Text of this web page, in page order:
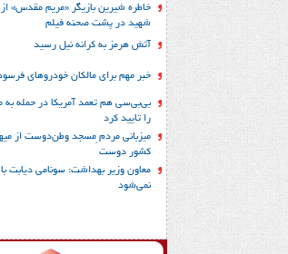
خاطره شیرین بازیگر «مریم مقدس»
شهید در پشت صحنه فیلم
آتش هرمز به کرانه نیل رسید
خبر مهم برای مالکان خودروهای
بی‌بی‌سی هم تعمد آمریکا در حمله به
را تایید کرد
میزبانی مردم ِمسجد وطن‌دوست از
کشور دوست
معاون وزیر بهداشت: سونامی دیابت با
نمی‌شود